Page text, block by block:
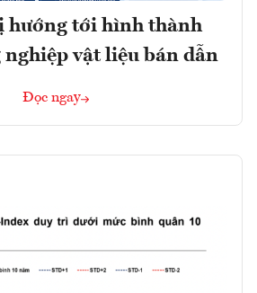
hướng tới hình thành
nghiệp vật liệu bán dẫn
Đọc ngay